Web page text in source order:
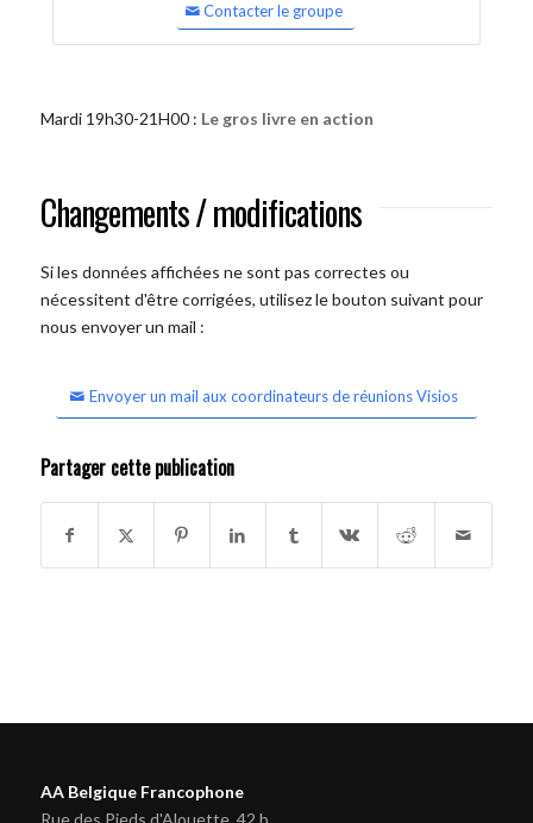
Contacter le groupe
Mardi 19h30-21H00 : Le gros livre en action
Changements / modifications
Si les données affichées ne sont pas correctes ou
nécessitent d'être corrigées, utilisez le bouton suivant pour
nous envoyer un mail :
Envoyer un mail aux coordinateurs de réunions Visios
Partager cette publication
AA Belgique Francophone
Rue des Pieds d'Alouette, 42 b